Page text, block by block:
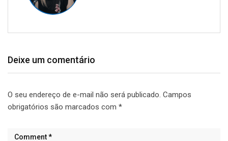
Deixe um comentário
O seu endereço de e-mail não será publicado. Campos
obrigatórios são marcados com *